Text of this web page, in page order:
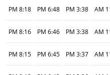
3:38 PM
6:48 PM
8:18 PM
3:38 PM
6:46 PM
8:16 PM
3:37 PM
6:45 PM
8:15 PM